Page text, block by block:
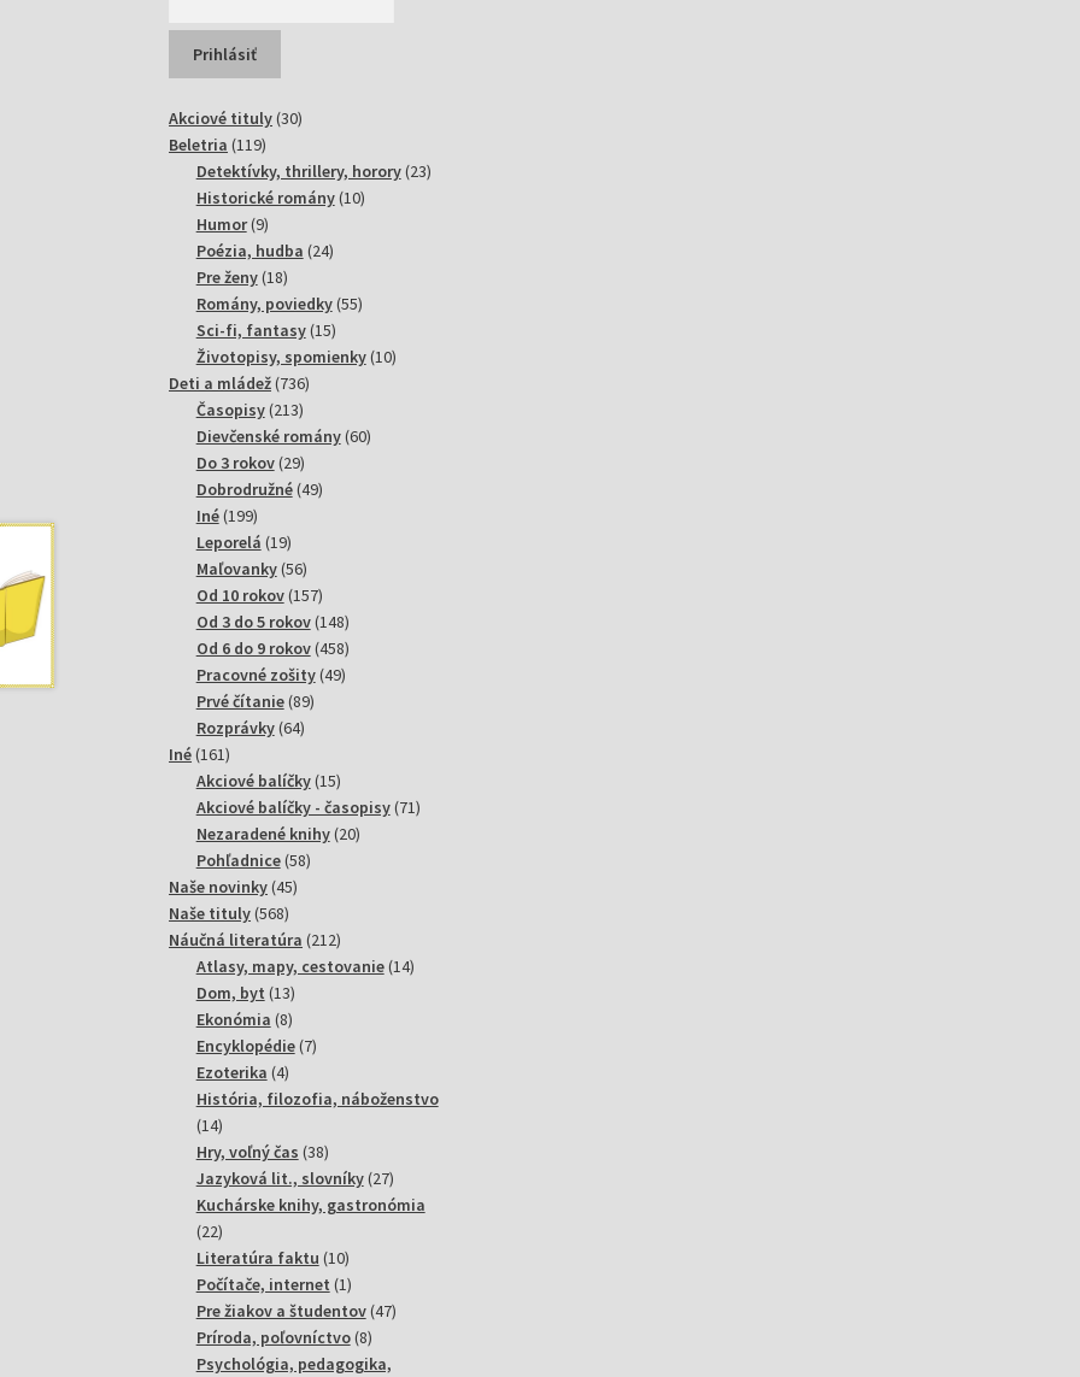
Akciové tituly 3030
Beletria 119119
produktov
Detektívky, thrillery, horory 2323
Historické romány 1010
Humor 99
produktov
Poézia, hudba 2424
Pre ženy 1818
produktov
Romány, poviedky 5555
Sci-fi, fantasy 1515
produktov
Životopisy, spomienky 1010
Deti a mládež 736736
Časopisy 213213
produktov
Dievčenské romány 6060
Do 3 rokov 2929
produktov
Dobrodružné 4949
Iné 199199
produktov
Leporelá 1919
produktov
Maľovanky 5656
produktov
Od 10 rokov 157157
produktov
Od 3 do 5 rokov 148148
produktov
Od 6 do 9 rokov 458458
produktov
Pracovné zošity 4949
Prvé čítanie 8989
Rozprávky 6464
Iné 161161
produktov
Akciové balíčky 1515
produktov
Akciové balíčky - časopisy 7171
Nezaradené knihy 2020
Pohľadnice 5858
Naše novinky 4545
Naše tituly 568568
produktov
Náučná literatúra 212212
produktov
Atlasy, mapy, cestovanie 1414
Dom, byt 1313
produktov
Ekonómia 88
produktov
Encyklopédie 77
Ezoterika 44
produkty
História, filozofia, náboženstvo
1414
produktov
Hry, voľný čas 3838
produktov
Jazyková lit., slovníky 2727
produktov
Kuchárske knihy, gastronómia
2222
produktov
Literatúra faktu 1010
produktov
Počítače, internet 11
produkt
Pre žiakov a študentov 4747
Príroda, poľovníctvo 88
produktov
Psychológia, pedagogika,